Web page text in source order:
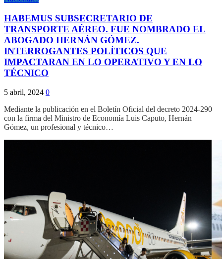
HABEMUS SUBSECRETARIO DE
TRANSPORTE AÉREO. FUE NOMBRADO EL
ABOGADO HERNÁN GÓMEZ.
INTERROGANTES POLÍTICOS QUE
IMPACTARAN EN LO OPERATIVO Y EN LO
TÉCNICO
5 abril, 2024 0
Mediante la publicación en el Boletín Oficial del decreto 2024-290
con la firma del Ministro de Economía Luis Caputo, Hernán
Gómez, un profesional y técnico…